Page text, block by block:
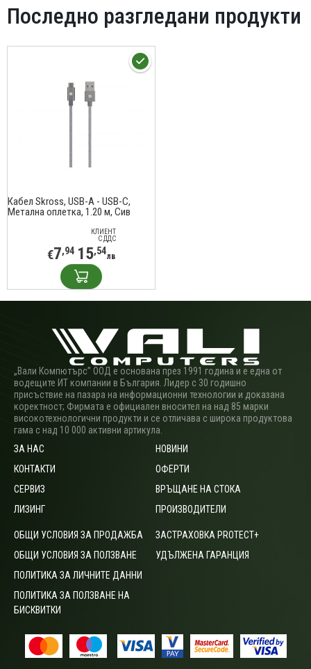
Последно разгледани продукти
Кабел Skross, USB-A - USB-C,
Метална оплетка, 1.20 м, Сив
КЛИЕНТ
С ДДС
€7,94 15,54лв
„Вали Компютърс” ООД е основана през 1991 година и е една от
водещите ИТ компании в България. Лидер с 30 годишно
присъствие на пазара на информационни технологии и доказана
коректност; Фирмата е официален вносител на над 85 марки
високотехнологични продукти и се отличава с широка продуктова
гама с над 10 000 активни артикула.
ЗА НАС
КОНТАКТИ
СЕРВИЗ
ЛИЗИНГ
НОВИНИ
ОФЕРТИ
ВРЪЩАНЕ НА СТОКА
ПРОИЗВОДИТЕЛИ
ОБЩИ УСЛОВИЯ ЗА ПРОДАЖБА
ОБЩИ УСЛОВИЯ ЗА ПОЛЗВАНЕ
ПОЛИТИКА ЗА ЛИЧНИТЕ ДАННИ
ПОЛИТИКА ЗА ПОЛЗВАНЕ НА
БИСКВИТКИ
ЗАСТРАХОВКА PROTECT+
УДЪЛЖЕНА ГАРАНЦИЯ